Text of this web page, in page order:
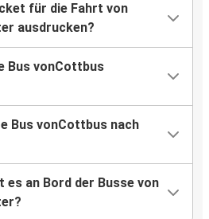
für die Fahrt von
ausdrucken?
Bus vonCottbus
Bus vonCottbus nach
es an Bord der Busse von